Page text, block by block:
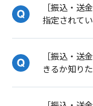
［振込・送
指定されて
［振込・送
きるか知りた